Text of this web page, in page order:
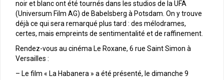
noir et blanc ont été tournés dans les studios de la UFA
(Universum Film AG) de Babelsberg à Potsdam. On y trouve
déjà ce qui sera remarqué plus tard : des mélodrames,
certes, mais empreints de sentimentalité et de raffinement.
Rendez-vous au cinéma Le Roxane, 6 rue Saint Simon à
Versailles :
– Le film « La Habanera » a été présenté, le dimanche 9